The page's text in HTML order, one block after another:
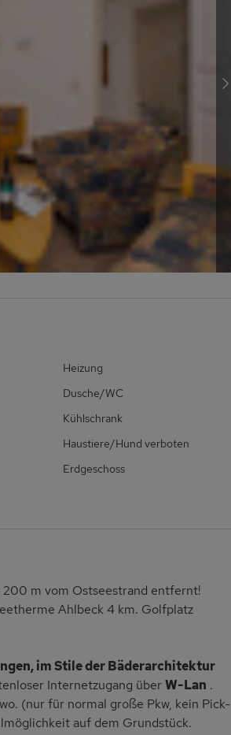
Heizung
Dusche/WC
Kühlschrank
Haustiere/Hund verboten
Erdgeschoss
m vom Ostseestrand entfernt!
Ahlbeck 4 km. Golfplatz
im Stile der Bäderarchitektur
Internetzugang überW-Lan .
(nur für normal große Pkw, kein Pick-
auf dem Grundstück.